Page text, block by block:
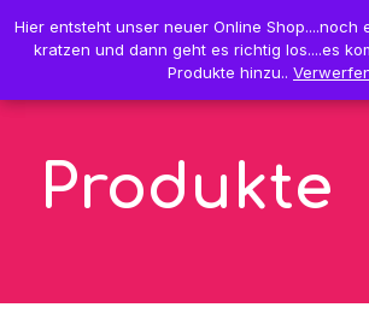
Produkte
Hier entsteht unser neuer Online Shop....noch
kratzen und dann geht es richtig los....es
Produkte hinzu..
Hier entsteht unser neuer Online Shop....noch
kratzen und dann geht es richtig los....es
Produkte hinzu..